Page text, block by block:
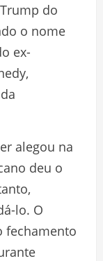
do
o nome
ex-
alegou na
deu o
lo. O
fechamento